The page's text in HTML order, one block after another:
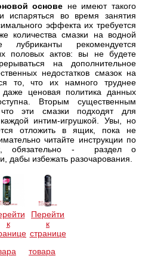
основе не имеют такого
испаряться во время занятия
эффекта их требуется
количества смазки на водной
рекомендуется
половых актов: вы не будете
на дополнительное
недостатков смазок на
то, что их намного труднее
ценовая политика данных
Вторым существенным
эти смазки подходят для
интим-игрушкой. Увы, но
отложить в ящик, пока не
читайте инструкции по
обязательно - раздел о
дабы избежать разочарования.
к
Перейти
к
странице
товара